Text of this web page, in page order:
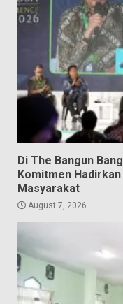
Di The Bangun
Komitmen
Masyarakat
August 7, 2026